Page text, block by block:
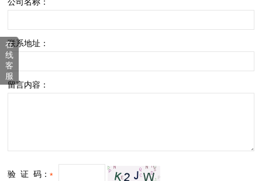
联系地址：
留言内容：
验 证 码：*
在
线
客
服